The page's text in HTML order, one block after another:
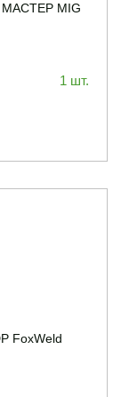
МАСТЕР MIG
1 шт.
FoxWeld